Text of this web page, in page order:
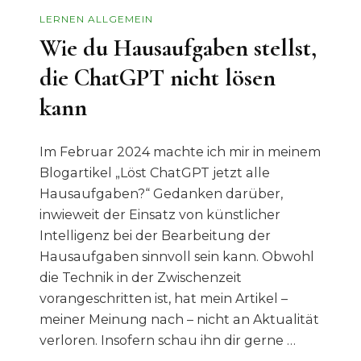
LERNEN ALLGEMEIN
Wie du Hausaufgaben stellst,
die ChatGPT nicht lösen
kann
Im Februar 2024 machte ich mir in meinem
Blogartikel „Löst ChatGPT jetzt alle
Hausaufgaben?“ Gedanken darüber,
inwieweit der Einsatz von künstlicher
Intelligenz bei der Bearbeitung der
Hausaufgaben sinnvoll sein kann. Obwohl
die Technik in der Zwischenzeit
vorangeschritten ist, hat mein Artikel –
meiner Meinung nach – nicht an Aktualität
verloren. Insofern schau ihn dir gerne …